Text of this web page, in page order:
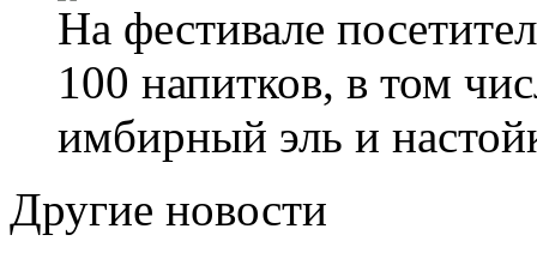
На фестивале
100 напитков, в том
имбирный эль и
Другие новости